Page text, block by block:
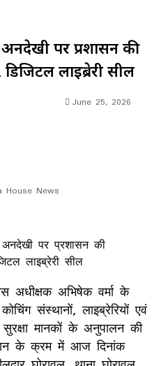
अनदेखी पर प्रशासन की
डिजिटल लाइब्रेरी सील
House News
June 25, 2026
अधीक्षक अभिषेक वर्मा के
संस्थानों, लाइब्रेरियों एवं
मानकों के अनुपालन की
के क्रम में आज दिनांक